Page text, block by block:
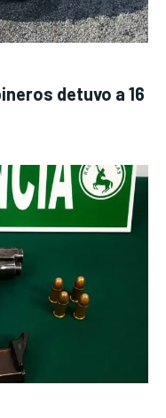
detuvo a 16